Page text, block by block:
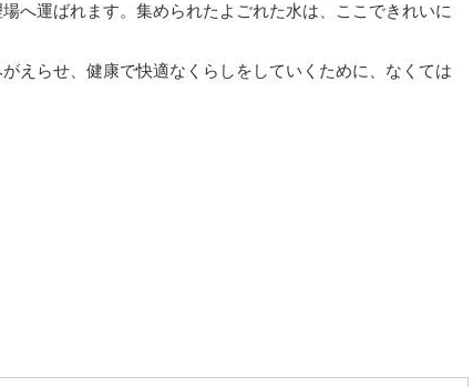
へ運ばれます。集められたよごれた水は、ここできれいに
えらせ、健康で快適なくらしをしていくために、なくては